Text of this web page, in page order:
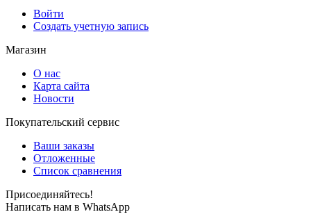
Войти
Создать учетную запись
Магазин
О нас
Карта сайта
Новости
Покупательский сервис
Ваши заказы
Отложенные
Список сравнения
Присоединяйтесь!
Написать нам в WhatsApp